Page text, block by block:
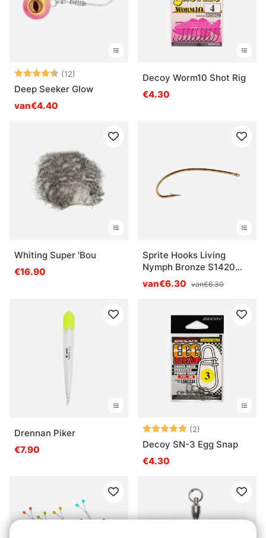
Beoordeling:
(12)
Deep Seeker Glow
van€4.40
Decoy Worm10 Shot Rig
€4.30
Whiting Super 'Bou
€16.90
Sprite Hooks Living
Nymph Bronze S1420
25-pack
van€6.30 van€6.30
Drennan Piker
€7.90
Beoordeling:
(2)
Decoy SN-3 Egg Snap
€4.30